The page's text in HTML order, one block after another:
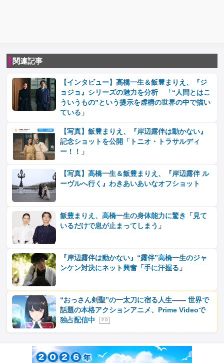
関連記事
【インタビュー】高橋一生＆飯豊まりえ、『ジ
ョジョ』シリーズの魅力を分析 「“人間とはこ
ういうもの”という提示を虚構の世界の中で描い
ている」
【写真】飯豊まりえ、『岸辺露伴は動かない』
記念ショットを公開「トニオ・トラサルディ
ー！！」
【写真】高橋一生＆飯豊まりえ、『岸辺露伴 ル
ーヴルへ行く』わきあいあいなオフショット
飯豊まりえ、高橋一生の身体能力に驚き「見て
いるだけで息が止まってしまう」
『岸辺露伴は動かない』“露伴”高橋一生のジャ
ンケン対決にネット興奮「手に汗握る」
“おっさん剣聖”の一太刀に宿る人生―― 世界で
話題の本格アクションアニメ、Prime Videoで
独占配信中
P R